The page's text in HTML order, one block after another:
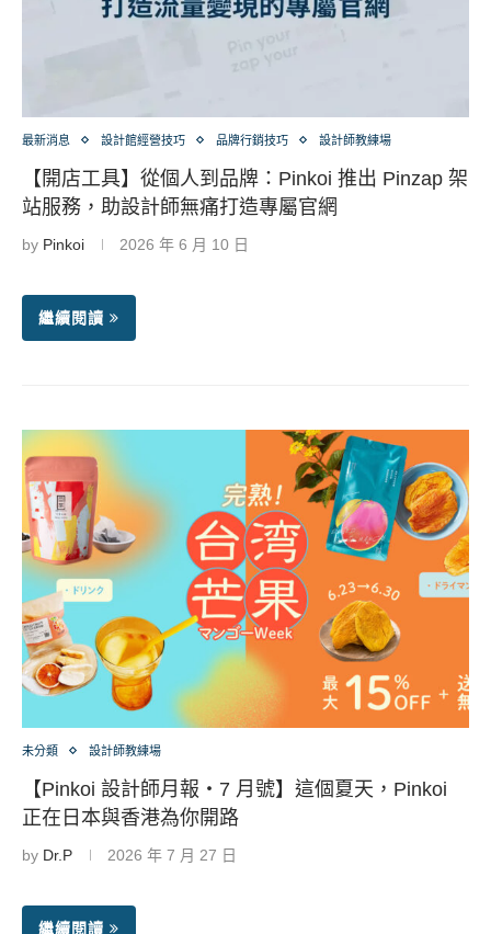
最新消息 設計館經營技巧 品牌行銷技巧 設計師教練場
【開店工具】從個人到品牌：Pinkoi 推出 Pinzap 架
站服務，助設計師無痛打造專屬官網
by Pinkoi 2026 年 6 月 10 日
繼續閱讀
未分類 設計師教練場
【Pinkoi 設計師月報・7 月號】這個夏天，Pinkoi
正在日本與香港為你開路
by Dr.P 2026 年 7 月 27 日
繼續閱讀